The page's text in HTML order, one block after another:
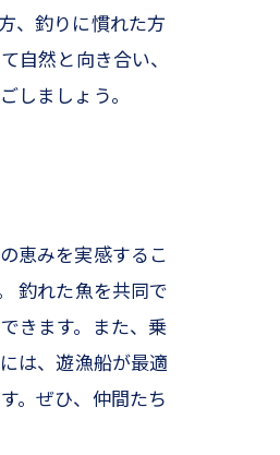
、釣りに慣れた方
自然と向き合い、
しましょう。
恵みを実感するこ
釣れた魚を共同で
きます。また、乗
は、遊漁船が最適
。ぜひ、仲間たち